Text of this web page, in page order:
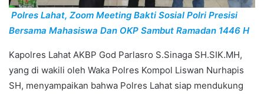
Polres Lahat, Zoom Meeting Bakti Sosial Polri Presisi
Bersama Mahasiswa Dan OKP Sambut Ramadan 1446 H
Kapolres Lahat AKBP God Parlasro S.Sinaga SH.SIK.MH,
yang di wakili oleh Waka Polres Kompol Liswan Nurhapis
SH, menyampaikan bahwa Polres Lahat siap mendukung